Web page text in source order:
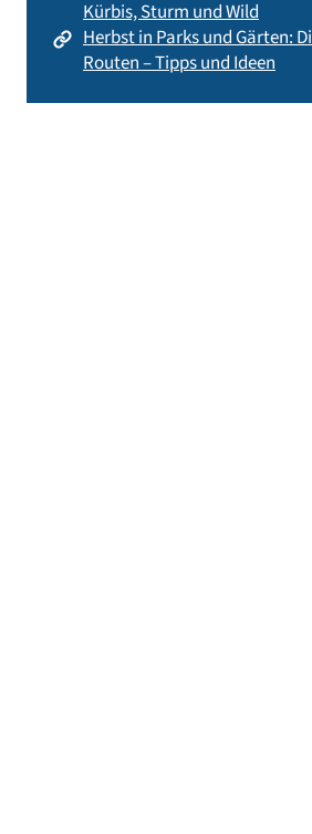
Kürbis, Sturm und Wild
Herbst in Parks und Gärten:
Routen – Tipps und Ideen